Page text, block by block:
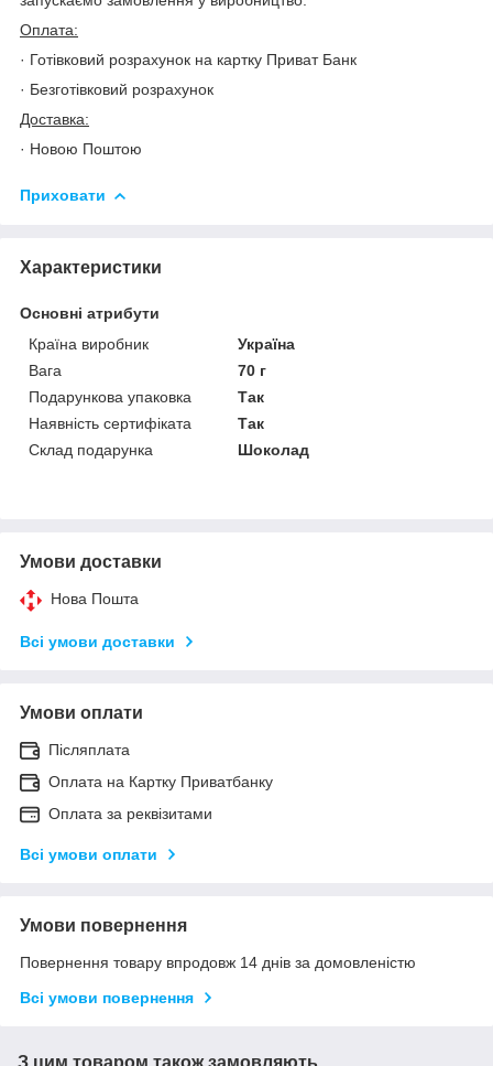
Оплата:
· Готівковий розрахунок на картку Приват Банк
· Безготівковий розрахунок
Доставка:
· Новою Поштою
Приховати
Характеристики
Основні атрибути
Країна виробник
Україна
Вага
70 г
Подарункова упаковка
Так
Наявність сертифіката
Так
Склад подарунка
Шоколад
Умови доставки
Нова Пошта
Всі умови доставки
Умови оплати
Післяплата
Оплата на Картку Приватбанку
Оплата за реквізитами
Всі умови оплати
Умови повернення
Повернення товару впродовж 14 днів за домовленістю
Всі умови повернення
З цим товаром також замовляють